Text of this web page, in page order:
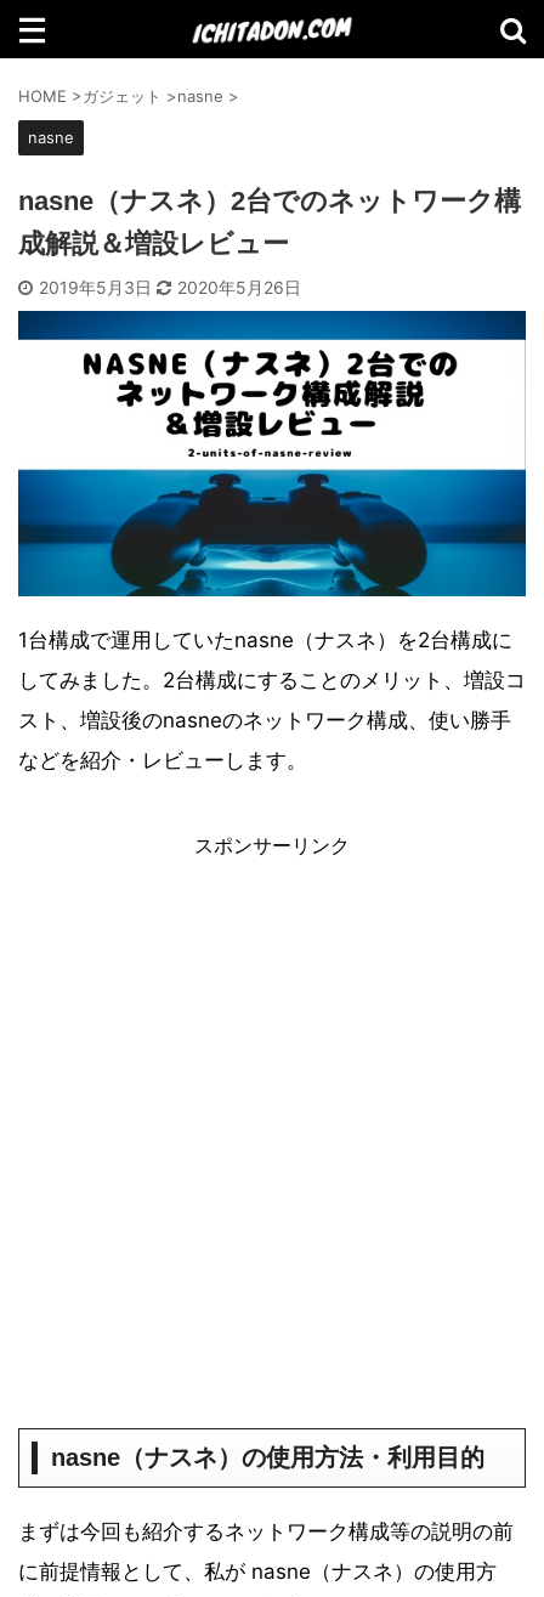
検索
【Amazon】2021年Amazonで買って
【2021年11月】Amazonブラックフラ
イデーセール おすすめ商品！
HOME >ガジェット >nasne >
nasne
nasne（ナスネ）2台でのネットワーク構
成解説＆増設レビュー
2019年5月3日 2020年5月26日
1台構成で運用していたnasne（ナスネ）を2台構成に
してみました。2台構成にすることのメリット、増設コ
スト、増設後のnasneのネットワーク構成、使い勝手
などを紹介・レビューします。
スポンサーリンク
nasne（ナスネ）の使用方法・利用目的
まずは今回も紹介するネットワーク構成等の説明の前
に前提情報として、私が nasne（ナスネ）の使用方